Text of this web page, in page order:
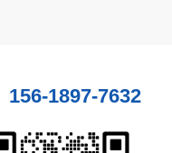
156-1897-7632